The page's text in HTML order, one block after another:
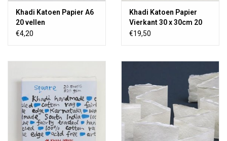
Khadi Katoen Papier A6
20 vellen
€4,20
Khadi Katoen Papier
Vierkant 30 x 30cm 20
vellen
€19,50